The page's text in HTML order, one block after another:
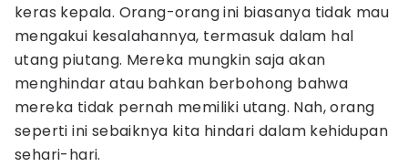
keras kepala. Orang-orang ini biasanya tidak mau
mengakui kesalahannya, termasuk dalam hal
utang piutang. Mereka mungkin saja akan
menghindar atau bahkan berbohong bahwa
mereka tidak pernah memiliki utang. Nah, orang
seperti ini sebaiknya kita hindari dalam kehidupan
sehari-hari.